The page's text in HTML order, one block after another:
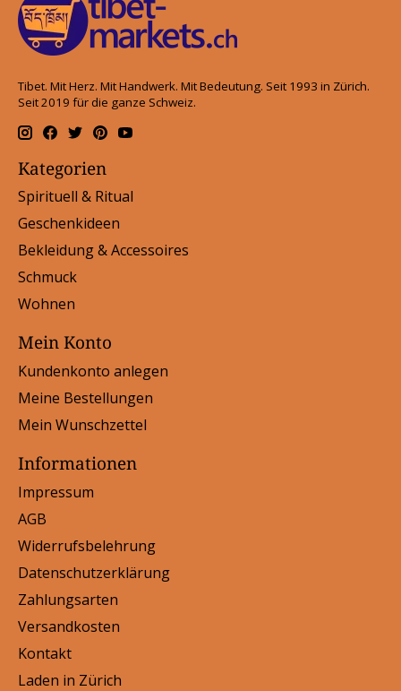
Tibet. Mit Herz. Mit Handwerk. Mit Bedeutung. Seit 1993 in Zürich.
Seit 2019 für die ganze Schweiz.
Kategorien
Spirituell & Ritual
Geschenkideen
Bekleidung & Accessoires
Schmuck
Wohnen
Mein Konto
Kundenkonto anlegen
Meine Bestellungen
Mein Wunschzettel
Informationen
Impressum
AGB
Widerrufsbelehrung
Datenschutzerklärung
Zahlungsarten
Versandkosten
Kontakt
Laden in Zürich